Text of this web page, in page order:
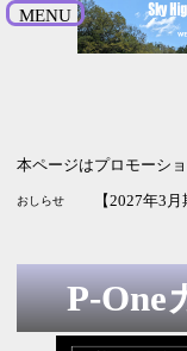
MENU
本ページはプロモーシ
おしらせ 【2026年3
【2027年3
【銀行預金
【隠れ株主
【2027年3
【2027年3
P-One